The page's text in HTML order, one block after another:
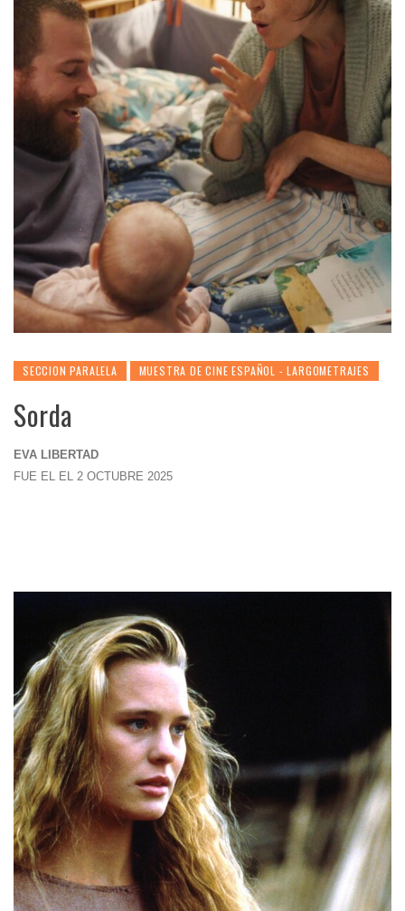
SECCION PARALELA MUESTRA DE CINE ESPAÑOL - LARGOMETRAJES
Sorda
EVA LIBERTAD
FUE EL EL 2 OCTUBRE 2025